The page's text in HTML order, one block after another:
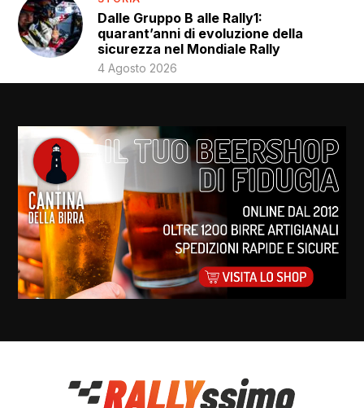
Dalle Gruppo B alle Rally1:
quarant’anni di evoluzione della
sicurezza nel Mondiale Rally
4 Agosto 2026